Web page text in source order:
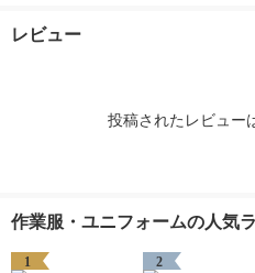
レビュー
投稿されたレビュー
作業服・ユニフォームの人気
1 2